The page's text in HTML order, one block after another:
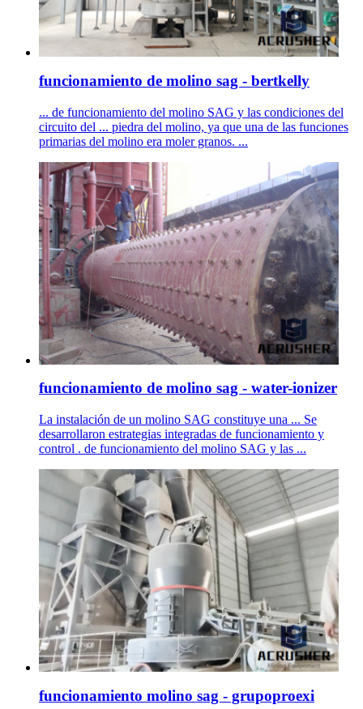
funcionamiento de molino sag - bertkelly
... de funcionamiento del molino SAG y las condiciones del
circuito del ... piedra del molino, ya que una de las funciones
primarias del molino era moler granos. ...
funcionamiento de molino sag - water-ionizer
La instalación de un molino SAG constituye una ... Se
desarrollaron estrategias integradas de funcionamiento y
control . de funcionamiento del molino SAG y las ...
funcionamiento molino sag - grupoproexi